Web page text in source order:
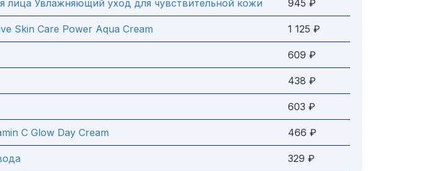
лица Увлажняющий уход для чувствительной кожи 945 ₽
Skin Care Power Aqua Cream 1 125 ₽
609 ₽
438 ₽
603 ₽
C Glow Day Cream 466 ₽
329 ₽